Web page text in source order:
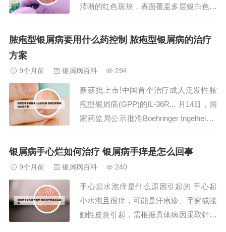
清晰的红色斑块，表面覆盖多层银白色鳞
素银屑病具有明显的遗传倾向。若家族中
病发生密切相关，例如HLA-Cw6基因
等。头皮银屑...
脓疱型银屑病要用什么药控制 脓疱型银屑病的治疗
方案
9个月前 银屑病百科 294
新获批上市!中国首个治疗成人泛发性脓
疱型银屑病(GPP)的IL-36R... 月14日，国
家药监局公示批准Boehringer Ingelheim I
（商品名：圣利卓/Spevigo）上市。该药
银屑病手心烂如何治疗 银屑病手痒是怎么回事
9个月前 银屑病百科 240
手心起水泡痒是什么原因引起的 手心起
小水泡且很痒，可能是汗疱疹、手癣或接
触性皮炎引起，需根据具体病因采取针对